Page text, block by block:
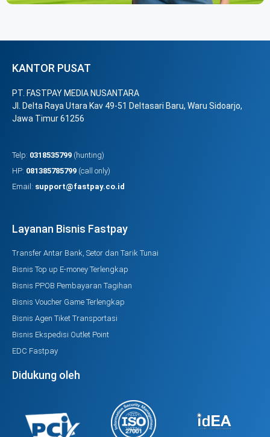
KANTOR PUSAT
PT. FASTPAY MEDIA NUSANTARA
Jl. Delta Raya Utara Kav 49-51 Deltasari Baru, Waru Sidoarjo,
Jawa Timur 61256
Telp: 0318535799 (hunting)
HP: 081385785799 (call only)
Email: support@fastpay.co.id
Layanan Bisnis Fastpay
Transfer Antar Bank, Setor dan Tarik Tunai
Bisnis Top up E-money Terlengkap
Bisnis PPOB Pembayaran Tagihan
Bisnis Voucher Game Terlengkap
Bisnis Agen Tiket Transportasi
Bisnis Ekspedisi Outlet Point
EDC Fastpay
Didukung oleh